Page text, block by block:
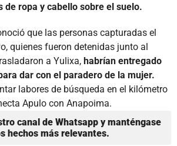
de ropa y cabello sobre el suelo.
que las personas capturadas el
quienes fueron detenidas junto al
a Yulixa, habrían entregado
dar con el paradero de la mujer.
labores de búsqueda en el kilómetro
Apulo con Anapoima.
canal de Whatsapp y manténgase
hechos más relevantes.